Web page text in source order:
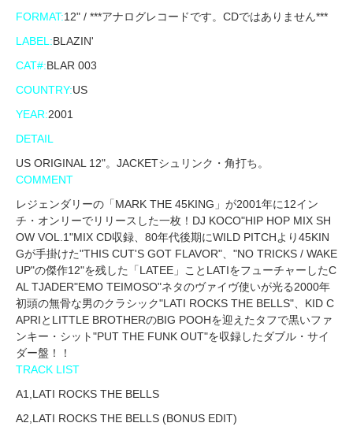
FORMAT:12" / ***アナログレコードです。CDではありません***
LABEL:BLAZIN'
CAT#:BLAR 003
COUNTRY:US
YEAR:2001
DETAIL
US ORIGINAL 12"。JACKETシュリンク・角打ち。
COMMENT
レジェンダリーの「MARK THE 45KING」が2001年に12イン
チ・オンリーでリリースした一枚！DJ KOCO"HIP HOP MIX SH
OW VOL.1"MIX CD収録、80年代後期にWILD PITCHより45KIN
Gが手掛けた"THIS CUT'S GOT FLAVOR"、"NO TRICKS / WAKE
UP"の傑作12"を残した「LATEE」ことLATIをフューチャーしたC
AL TJADER"EMO TEIMOSO"ネタのヴァイヴ使いが光る2000年
初頭の無骨な男のクラシック"LATI ROCKS THE BELLS"、KID C
APRIとLITTLE BROTHERのBIG POOHを迎えたタフで黒いファ
ンキー・シット"PUT THE FUNK OUT"を収録したダブル・サイ
ダー盤！！
TRACK LIST
A1,LATI ROCKS THE BELLS
A2,LATI ROCKS THE BELLS (BONUS EDIT)